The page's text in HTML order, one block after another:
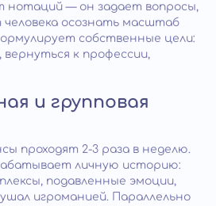
нотаций — он задает вопросы,
осознать масштаб
собственные цели:
к профессии,
и групповая
проходят 2-3 раза в неделю.
личную историю:
подавленные эмоции,
игроманией. Параллельно